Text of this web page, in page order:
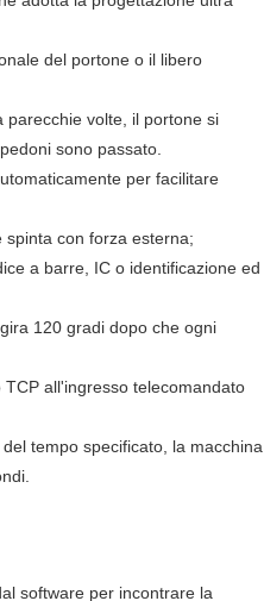
del portone o il libero
volte, il portone si
sono passato.
per facilitare
con forza esterna;
a barre, IC o identificazione ed
120 gradi dopo che ogni
all'ingresso telecomandato
tempo specificato, la macchina
software per incontrare la